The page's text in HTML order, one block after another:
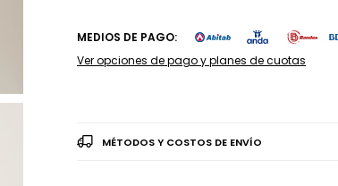
MEDIOS DE PAGO:
Ver opciones de pago y planes de cuotas
MÉTODOS Y COSTOS DE ENVÍO